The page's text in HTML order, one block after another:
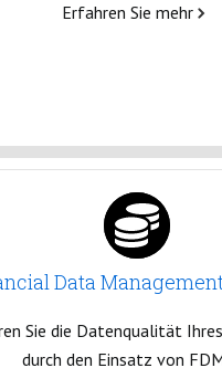
Erfahren Sie mehr
Data Management
Sie die Datenqualität
durch den Einsatz von